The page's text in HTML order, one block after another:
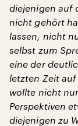
diejenigen auf
nicht gehört
lassen, nicht
selbst zum
eine der
letzten Zeit
wollte nicht
Perspektiven
diejenigen zu